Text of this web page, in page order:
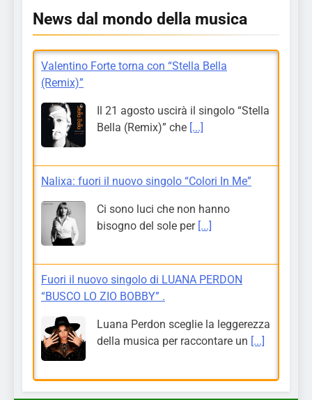
News dal mondo della musica
Valentino Forte torna con “Stella Bella
(Remix)”
Il 21 agosto uscirà il singolo “Stella
Bella (Remix)” che [...]
Nalixa: fuori il nuovo singolo “Colori In Me”
Ci sono luci che non hanno
bisogno del sole per [...]
Fuori il nuovo singolo di LUANA PERDON
“BUSCO LO ZIO BOBBY” .
Luana Perdon sceglie la leggerezza
della musica per raccontare un [...]